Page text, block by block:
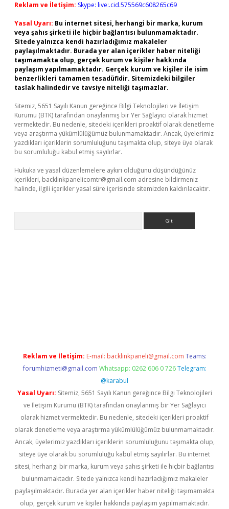
Reklam ve İletişim: Skype: live:.cid.575569c608265c69
Yasal Uyarı: Bu internet sitesi, herhangi bir marka, kurum
veya şahıs şirketi ile hiçbir bağlantısı bulunmamaktadır.
Sitede yalnızca kendi hazırladığımız makaleler
paylaşılmaktadır. Burada yer alan içerikler haber niteliği
taşımamakta olup, gerçek kurum ve kişiler hakkında
paylaşım yapılmamaktadır. Gerçek kurum ve kişiler ile isim
benzerlikleri tamamen tesadüfidir. Sitemizdeki bilgiler
taslak halindedir ve tavsiye niteliği taşımazlar.
Sitemiz, 5651 Sayılı Kanun gereğince Bilgi Teknolojileri ve İletişim
Kurumu (BTK) tarafından onaylanmış bir Yer Sağlayıcı olarak hizmet
vermektedir. Bu nedenle, sitedeki içerikleri proaktif olarak denetleme
veya araştırma yükümlülüğümüz bulunmamaktadır. Ancak, üyelerimiz
yazdıkları içeriklerin sorumluluğunu taşımakta olup, siteye üye olarak
bu sorumluluğu kabul etmiş sayılırlar.
Hukuka ve yasal düzenlemelere aykırı olduğunu düşündüğünüz
içerikleri, backlinkpanelicomtr@gmail.com adresine bildirmeniz
halinde, ilgili içerikler yasal süre içerisinde sitemizden kaldırılacaktır.
Reklam ve İletişim: E-mail: backlinkpaneli@gmail.com Teams:
forumhizmeti@gmail.com Whatsapp: 0262 606 0 726 Telegram:
@karabul
Yasal Uyarı: Sitemiz, 5651 Sayılı Kanun gereğince Bilgi Teknolojileri
ve İletişim Kurumu (BTK) tarafından onaylanmış bir Yer Sağlayıcı
olarak hizmet vermektedir. Bu nedenle, sitedeki içerikleri proaktif
olarak denetleme veya araştırma yükümlülüğümüz bulunmamaktadır.
Ancak, üyelerimiz yazdıkları içeriklerin sorumluluğunu taşımakta olup,
siteye üye olarak bu sorumluluğu kabul etmiş sayılırlar. Bu internet
sitesi, herhangi bir marka, kurum veya şahıs şirketi ile hiçbir bağlantısı
bulunmamaktadır. Sitede yalnızca kendi hazırladığımız makaleler
paylaşılmaktadır. Burada yer alan içerikler haber niteliği taşımamakta
olup, gerçek kurum ve kişiler hakkında paylaşım yapılmamaktadır.